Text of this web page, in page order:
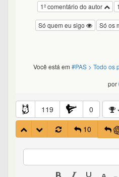
1º comentário do autor
Só os
Só quem eu sigo
Você está em #PAS > Todo os
por
119 0
10